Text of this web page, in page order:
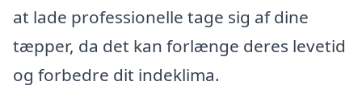
at lade professionelle tage sig af dine
tæpper, da det kan forlænge deres levetid
og forbedre dit indeklima.